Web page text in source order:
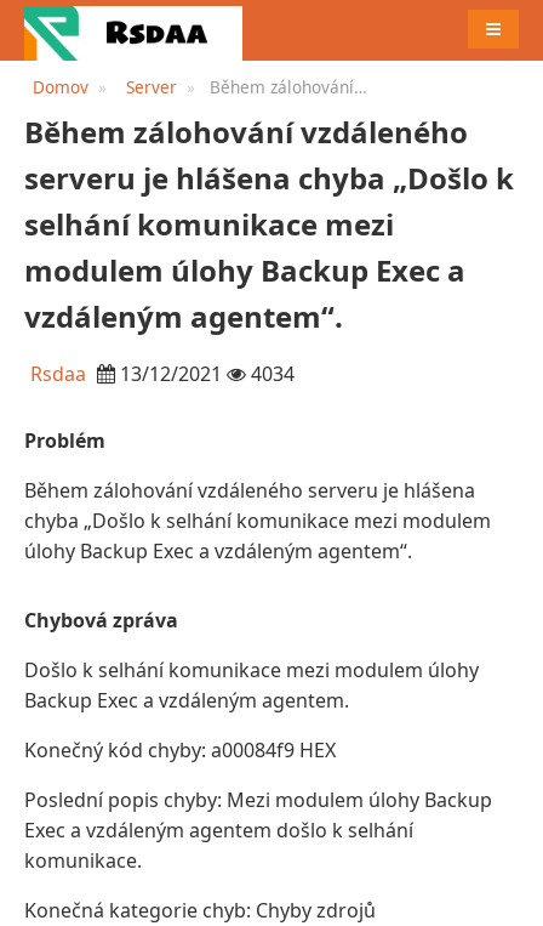
Domov Server
Během zálohování
hlášena chyba „Došlo k
selhání komunikace mezi
modulem úlohy Backup Exec
a vzdáleným agentem“.
Během zálohování vzdáleného
serveru je hlášena chyba „Došlo k
selhání komunikace mezi
modulem úlohy Backup Exec a
vzdáleným agentem“.
Rsdaa 13/12/2021 4034
Problém
Během zálohování vzdáleného serveru je hlášena
chyba „Došlo k selhání komunikace mezi modulem
úlohy Backup Exec a vzdáleným agentem“.
Chybová zpráva
Došlo k selhání komunikace mezi modulem úlohy
Backup Exec a vzdáleným agentem.
Konečný kód chyby: a00084f9 HEX
Poslední popis chyby: Mezi modulem úlohy Backup
Exec a vzdáleným agentem došlo k selhání
komunikace.
Konečná kategorie chyb: Chyby zdrojů